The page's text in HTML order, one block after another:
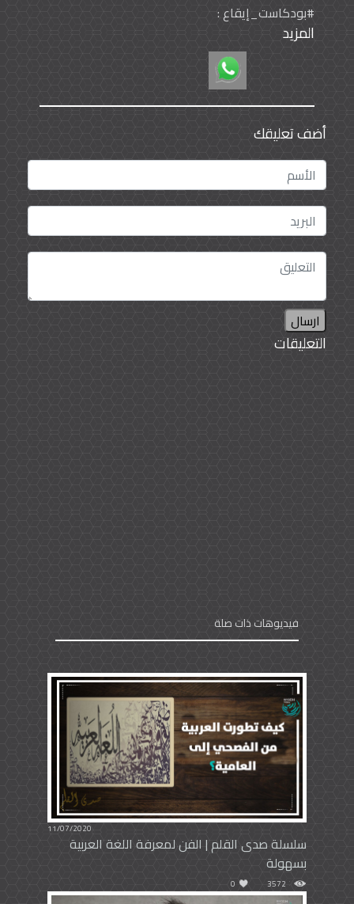
#بودكاست_إيقاع‬⁩ :
برنامج بودكاست يحاور شخصيات متعددة ومن جميع
المجالات تحت شعار إيقاع غير مستقر..
المزيد
أضف تعليقك
ارسال
التعليقات
فيديوهات ذات صلة
11/07/2020
سلسلة صدى القلم | الفن لمعرفة اللغة العربية
بسهولة
3572
0